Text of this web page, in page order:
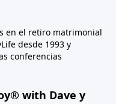
en el retiro matrimonial
desde 1993 y
conferencias
with Dave y